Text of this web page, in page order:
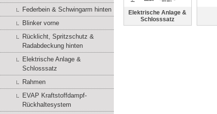
Federbein & Schwingarm hinten
Blinker vorne
Rücklicht, Spritzschutz &
Radabdeckung hinten
Elektrische Anlage &
Schlosssatz
Rahmen
EVAP Kraftstoffdampf-
Rückhaltesystem
Elektrische Anlage &
Schlosssatz